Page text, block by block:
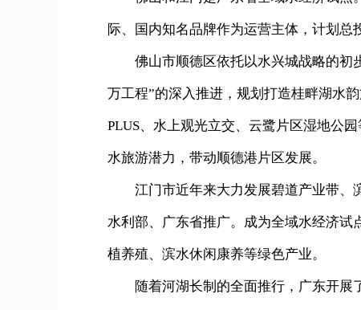
际、国内知名品牌作为运营主体，计划总
佛山市顺德区依托以水兴城战略的初
万工程”的深入推进，规划打造桂畔湖水
PLUS、水上观光立交、云鹭片区湿地公
水旅游潜力，带动顺德港片区发展。
江门市近年来大力发展碧道产业带、
水利部、广东省推广。成为全域水经济
植养殖、滨水休闲康养等绿色产业。
随着河湖长制的全面推行，广东开展